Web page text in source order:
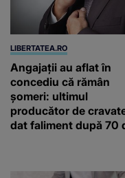
LIBERTATEA.RO
Angajații au aflat în
concediu că rămân
șomeri: ultimul
producător de
dat faliment după 70